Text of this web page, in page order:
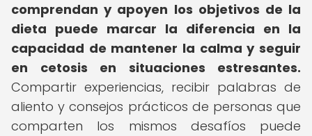
comprendan y apoyen los objetivos de la
dieta puede marcar la diferencia en la
capacidad de mantener la calma y seguir
en cetosis en situaciones estresantes.
Compartir experiencias, recibir palabras de
aliento y consejos prácticos de personas que
comparten los mismos desafíos puede